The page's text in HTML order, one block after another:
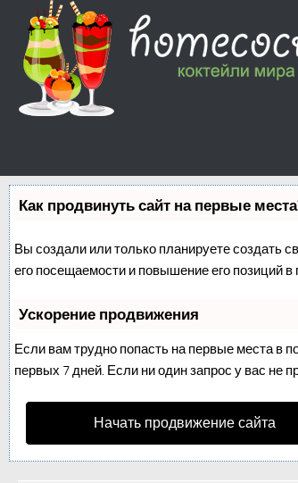
Как продвинуть сайт на первые
Вы создали или только планируете создать
его посещаемости и повышение его позиций в
Ускорение продвижения
Если вам трудно попасть на первые места в
первых 7 дней. Если ни один запрос у вас не
Начать продвижение сайта